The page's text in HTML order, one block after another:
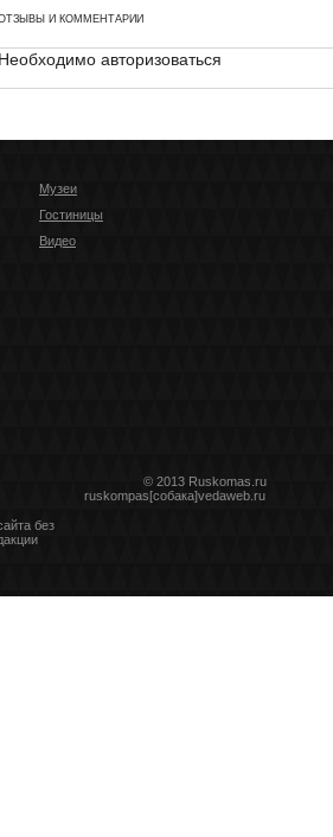
И КОММЕНТАРИИ
Необходимо авторизоваться
Музеи
Гостиницы
Видео
© 2013 Ruskomas.ru
ruskompas[собака]vedaweb.ru
без